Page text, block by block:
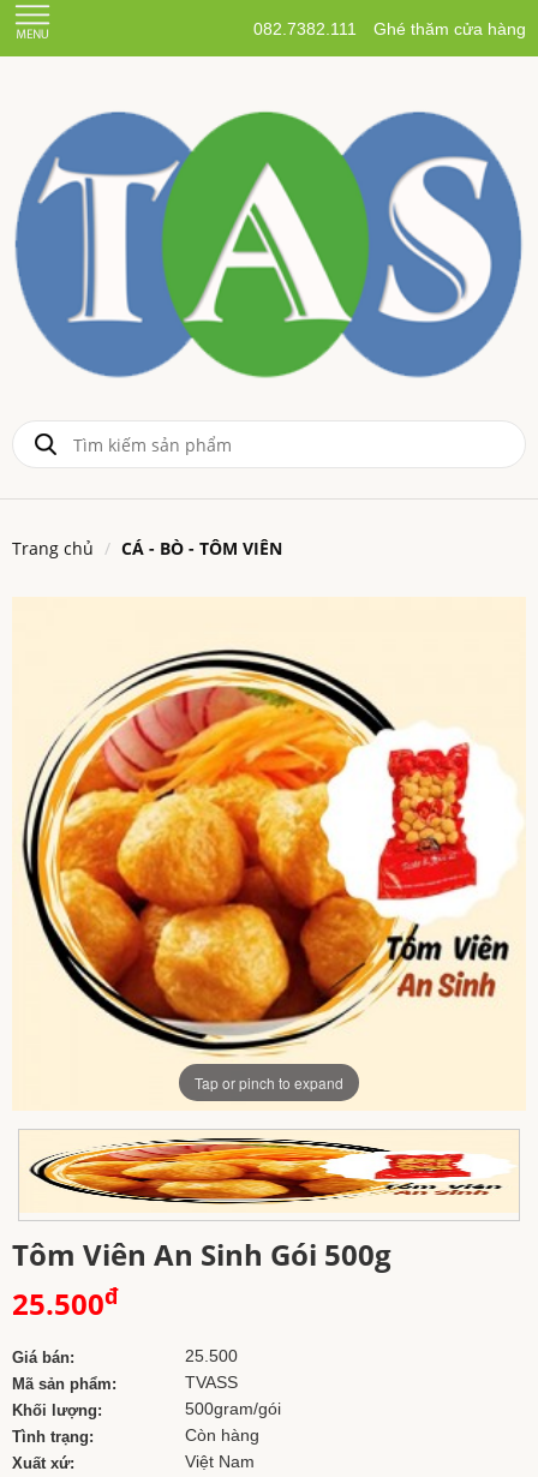
082.7382.111 Ghé thăm cửa hàng
Trang chủ CÁ - BÒ - TÔM VIÊN
Tap or pinch to expand
Tôm Viên An Sinh Gói 500g
25.500đ
Giá bán: 25 .500
Mã sản phẩm: TVASS
Khối lượng: 500gram/gói
Tình trạng: Còn hàng
Xuất xứ: Việt Nam